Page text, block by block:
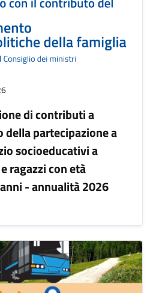
di contributi a
partecipazione a
socioeducativi a
ragazzi con età
- annualità 2026